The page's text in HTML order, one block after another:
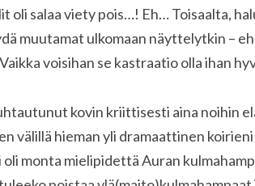
oli salaa viety pois…! Eh… Toisaalta,
muutamat ulkomaan näyttelytkin –
voisihan se kastraatio olla ihan
kovin kriittisesti aina noihin
välillä hieman yli dramaattinen
oli monta mielipidettä Auran